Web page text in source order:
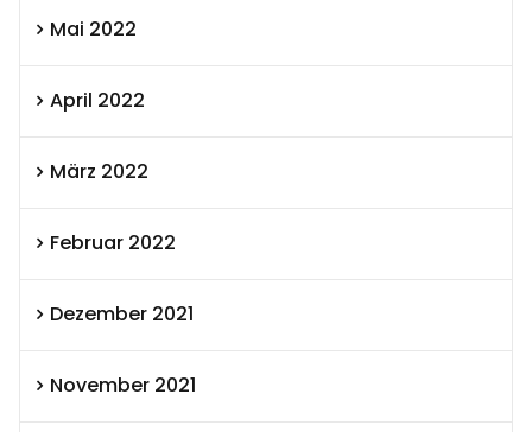
Mai 2022
April 2022
März 2022
Februar 2022
Dezember 2021
November 2021